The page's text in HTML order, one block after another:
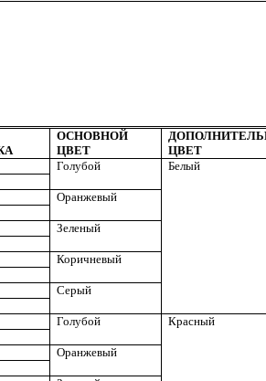
ОСНОВНОЙ
ЦВЕТ
ЦВЕТ
Голубой Белый
Оранжевый
Зеленый
Коричневый
Серый
Голубой Красный
Оранжевый